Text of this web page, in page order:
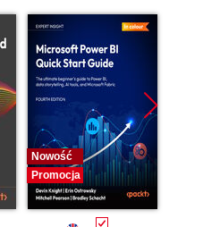
Nowość
Promocja